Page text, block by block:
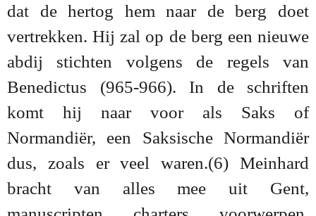
dat de hertog hem naar de berg doet
vertrekken. Hij zal op de berg een nieuwe
abdij stichten volgens de regels van
Benedictus (965-966). In de schriften
komt hij naar voor als Saks of
Normandiër, een Saksische Normandiër
dus, zoals er veel waren.(6) Meinhard
bracht van alles mee uit Gent,